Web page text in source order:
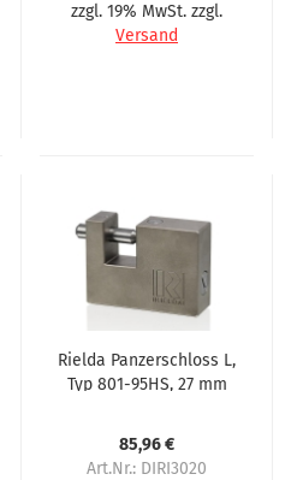
zzgl. 19% MwSt. zzgl.
Versand
Rielda Panzerschloss L,
Typ 801-95HS, 27 mm
85,96 €
Art.Nr.: DIRI3020